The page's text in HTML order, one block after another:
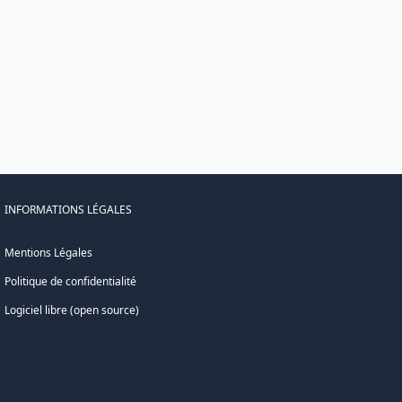
INFORMATIONS LÉGALES
Mentions Légales
Politique de confidentialité
Logiciel libre (open source)